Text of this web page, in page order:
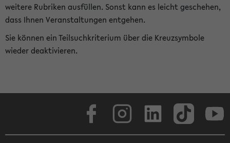
weitere Rubriken ausfüllen. Sonst kann es leicht geschehen,
dass Ihnen Veranstaltungen entgehen.
Sie können ein Teilsuchkriterium über die Kreuzsymbole
wieder deaktivieren.